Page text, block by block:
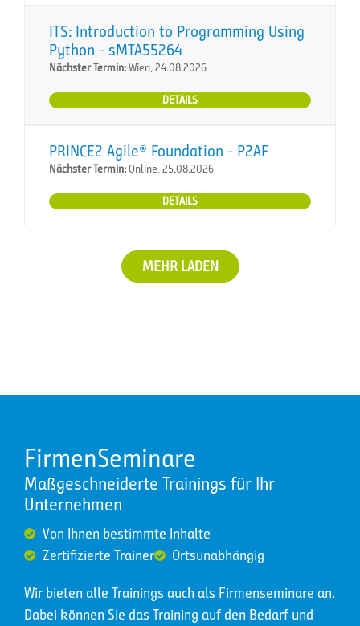
ITS: Introduction to Programming Using
Python - sMTA55264
Nächster Termin:Wien, 24.08.2026
DETAILS
PRINCE2 Agile® Foundation - P2AF
Nächster Termin:Online, 25.08.2026
DETAILS
MEHR LADEN
FirmenSeminare
Maßgeschneiderte Trainings für Ihr
Unternehmen
Von Ihnen bestimmte Inhalte
Zertifizierte Trainer
Ortsunabhängig
Wir bieten alle Trainings auch als Firmenseminare an.
Dabei können Sie das Training auf den Bedarf und